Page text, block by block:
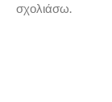
σχολιάσω.